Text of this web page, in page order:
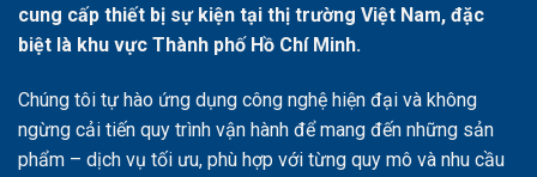
cung cấp thiết bị sự kiện tại thị trường Việt Nam, đặc
biệt là khu vực Thành phố Hồ Chí Minh.
Chúng tôi tự hào ứng dụng công nghệ hiện đại và không
ngừng cải tiến quy trình vận hành để mang đến những sản
phẩm – dịch vụ tối ưu, phù hợp với từng quy mô và nhu cầu